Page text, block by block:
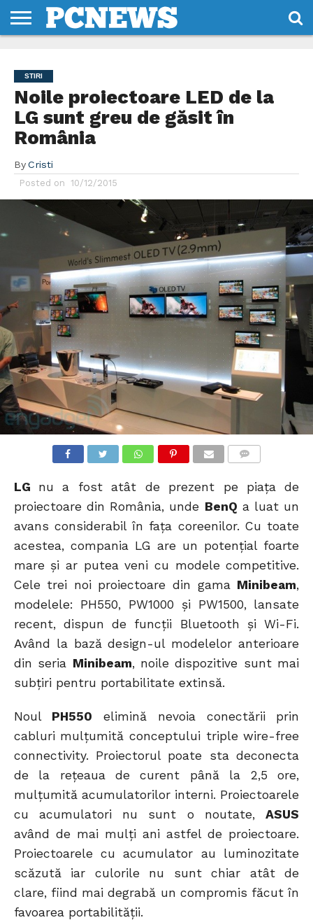
NOI
SI
CONDITII
STIRI
Noile proiectoare LED de la
LG sunt greu de găsit în
România
By Cristi
Posted on 10/12/2015
LG nu a fost atât de prezent pe piața de
proiectoare din România, unde BenQ a luat un
avans considerabil în fața coreenilor. Cu toate
acestea, compania LG are un potențial foarte
mare și ar putea veni cu modele competitive.
Cele trei noi proiectoare din gama Minibeam,
modelele: PH550, PW1000 și PW1500, lansate
recent, dispun de funcții Bluetooth și Wi-Fi.
Având la bază design-ul modelelor anterioare
din seria Minibeam, noile dispozitive sunt mai
subțiri pentru portabilitate extinsă.
Noul PH550 elimină nevoia conectării prin
cabluri mulțumită conceptului triple wire-free
connectivity. Proiectorul poate sta deconecta
de la rețeaua de curent până la 2,5 ore,
mulțumită acumulatorilor interni. Proiectoarele
cu acumulatori nu sunt o noutate,ASUS
având de mai mulți ani astfel de proiectoare.
Proiectoarele cu acumulator au luminozitate
scăzută iar culorile nu sunt chiar atât de
clare, fiind mai degrabă un compromis făcut în
favoarea portabilității.